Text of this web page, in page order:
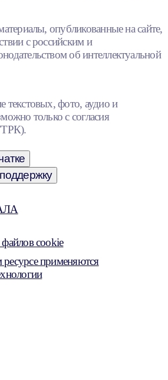
опубликованные на сайте,
с российским и
об интеллектуальной
текстовых, фото, аудио и
только с согласия
cookie
применяются